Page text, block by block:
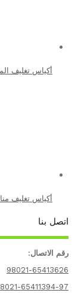
أكياس تغليف
أكياس تغليف مناسبة
بنا
الاتصال:
98021-
98021-